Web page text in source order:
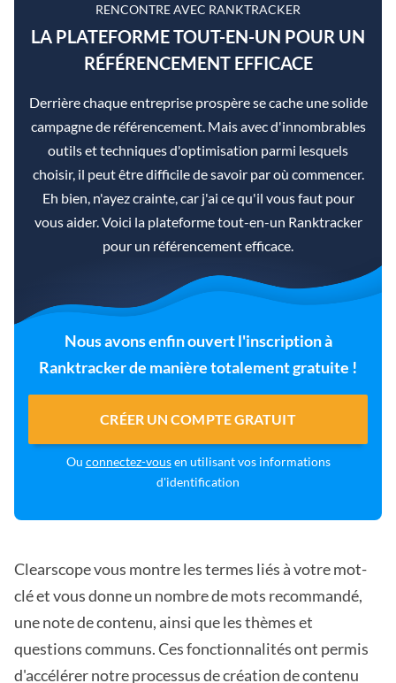
RENCONTRE AVEC RANKTRACKER
LA PLATEFORME TOUT-EN-UN POUR UN
RÉFÉRENCEMENT EFFICACE
Derrière chaque entreprise prospère se cache une solide
campagne de référencement. Mais avec d'innombrables
outils et techniques d'optimisation parmi lesquels
choisir, il peut être difficile de savoir par où commencer.
Eh bien, n'ayez crainte, car j'ai ce qu'il vous faut pour
vous aider. Voici la plateforme tout-en-un Ranktracker
pour un référencement efficace.
Nous avons enfin ouvert l'inscription à
Ranktracker de manière totalement gratuite !
CRÉER UN COMPTE GRATUIT
Ou connectez-vousen utilisant vos informations
d'identification
Clearscope vous montre les termes liés à votre mot-
clé et vous donne un nombre de mots recommandé,
une note de contenu, ainsi que les thèmes et
questions communs. Ces fonctionnalités ont permis
d'accélérer notre processus de création de contenu